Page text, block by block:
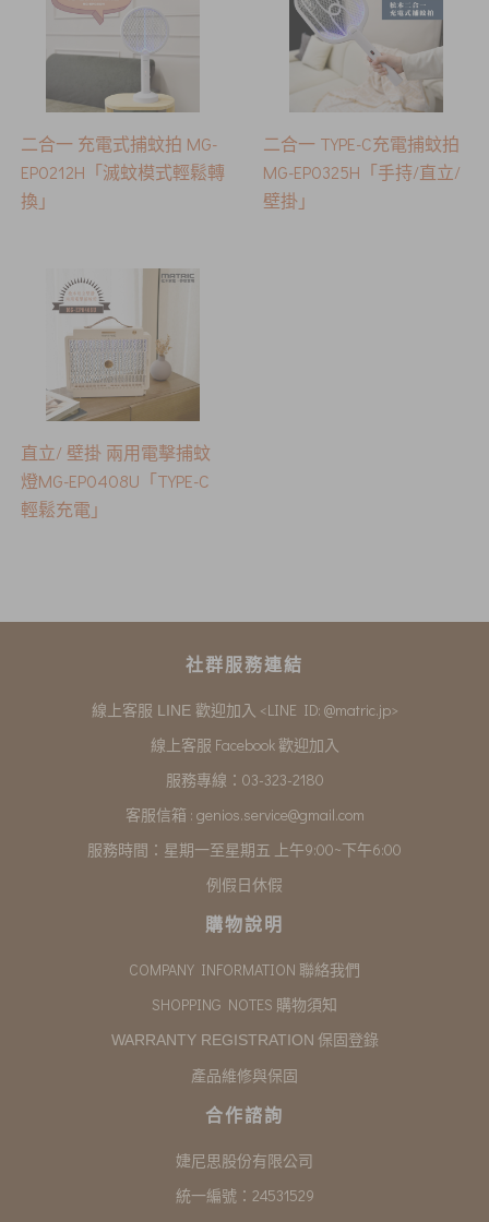
二合一 充電式捕蚊拍 MG-
EP0212H「滅蚊模式輕鬆轉
換」
二合一 TYPE-C充電捕蚊拍
MG-EP0325H「手持/直立/
壁掛」
直立/ 壁掛 兩用電擊捕蚊
燈MG-EP0408U「TYPE-C
輕鬆充電」
社群服務連結
線上客服 LINE 歡迎加入 <LINE ID: @matric.jp>
線上客服 Facebook 歡迎加入
服務專線：03-323-2180
客服信箱 : genios.service@gmail.com
服務時間：星期一至星期五 上午9:00~下午6:00
例假日休假
購物說明
COMPANY INFORMATION 聯絡我們
SHOPPING NOTES 購物須知
WARRANTY REGISTRATION 保固登錄
產品維修與保固
合作諮詢
婕尼思股份有限公司
統一編號：24531529